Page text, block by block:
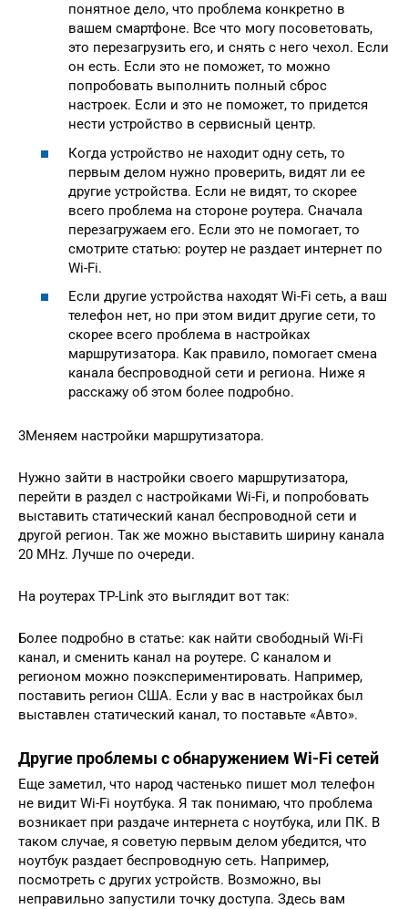
понятное дело, что проблема конкретно в
вашем смартфоне. Все что могу посоветовать,
это перезагрузить его, и снять с него чехол. Если
он есть. Если это не поможет, то можно
попробовать выполнить полный сброс
настроек. Если и это не поможет, то придется
нести устройство в сервисный центр.
Когда устройство не находит одну сеть, то
первым делом нужно проверить, видят ли ее
другие устройства. Если не видят, то скорее
всего проблема на стороне роутера. Сначала
перезагружаем его. Если это не помогает, то
смотрите статью: роутер не раздает интернет по
Wi-Fi.
Если другие устройства находят Wi-Fi сеть, а ваш
телефон нет, но при этом видит другие сети, то
скорее всего проблема в настройках
маршрутизатора. Как правило, помогает смена
канала беспроводной сети и региона. Ниже я
расскажу об этом более подробно.
3Меняем настройки маршрутизатора.
Нужно зайти в настройки своего маршрутизатора,
перейти в раздел с настройками Wi-Fi, и попробовать
выставить статический канал беспроводной сети и
другой регион. Так же можно выставить ширину канала
20 MHz. Лучше по очереди.
На роутерах TP-Link это выглядит вот так:
Более подробно в статье: как найти свободный Wi-Fi
канал, и сменить канал на роутере. С каналом и
регионом можно поэкспериментировать. Например,
поставить регион США. Если у вас в настройках был
выставлен статический канал, то поставьте «Авто».
Другие проблемы с обнаружением Wi-Fi сетей
Еще заметил, что народ частенько пишет мол телефон
не видит Wi-Fi ноутбука. Я так понимаю, что проблема
возникает при раздаче интернета с ноутбука, или ПК. В
таком случае, я советую первым делом убедится, что
ноутбук раздает беспроводную сеть. Например,
посмотреть с других устройств. Возможно, вы
неправильно запустили точку доступа. Здесь вам